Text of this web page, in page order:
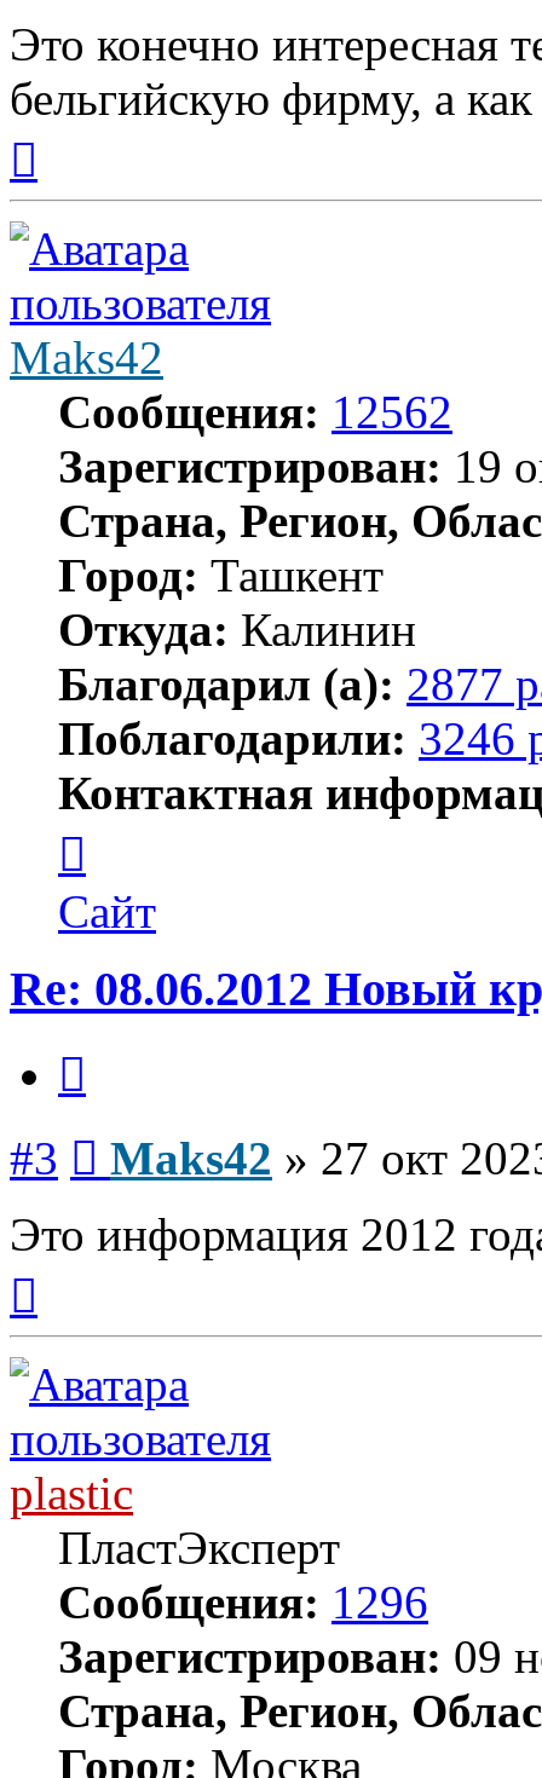
Это конечно интересная
бельгийскую фирму, а
началу
Maks42
Сообщения: 12562
Зарегистрирован: 19
Страна, Регион,
Город: Ташкент
Откуда: Калинин
Благодарил (а): 2877
Поблагодарили: 3246
Контактная
пользователя
Maks42
Сайт
Re: 08.06.2012 Новый
#3 Maks42 » 27 окт
Это информация 2012
началу
plastic
ПластЭксперт
Сообщения: 1296
Зарегистрирован: 09
Страна, Регион,
Город: Москва